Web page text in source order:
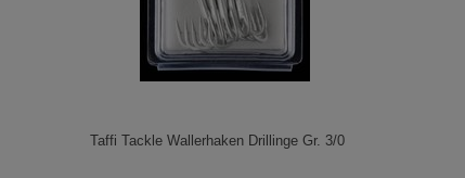
Taffi Tackle Wallerhaken Drillinge Gr. 3/0